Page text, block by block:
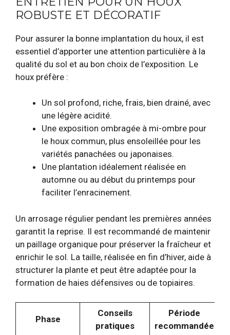
ROBUSTE ET DÉCORATIF
Pour assurer la bonne implantation du houx, il est
essentiel d’apporter une attention particulière à la
qualité du sol et au bon choix de l’exposition. Le
houx préfère :
Un sol profond, riche, frais, bien drainé, avec
une légère acidité.
Une exposition ombragée à mi-ombre pour
le houx commun, plus ensoleillée pour les
variétés panachées ou japonaises.
Une plantation idéalement réalisée en
automne ou au début du printemps pour
faciliter l’enracinement.
Un arrosage régulier pendant les premières années
garantit la reprise. Il est recommandé de maintenir
un paillage organique pour préserver la fraîcheur et
enrichir le sol. La taille, réalisée en fin d’hiver, aide à
structurer la plante et peut être adaptée pour la
formation de haies défensives ou de topiaires.
Phase
Conseils
pratiques
Période
recommandée